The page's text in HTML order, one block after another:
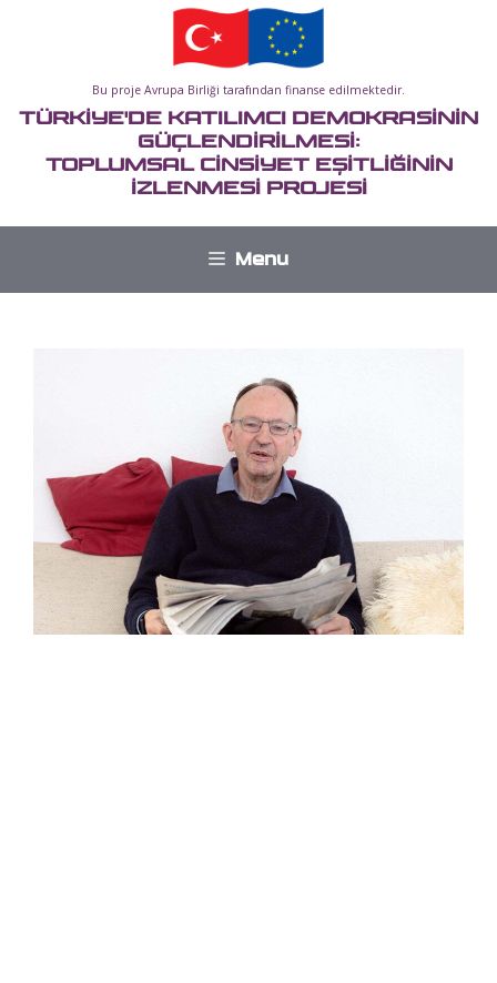
Bu proje Avrupa Birliği tarafından finanse edilmektedir.
TÜRKİYE'DE KATILIMCI DEMOKRASİNİN
GÜÇLENDİRİLMESİ:
TOPLUMSAL CİNSİYET EŞİTLİĞİNİN
İZLENMESİ PROJESİ
Menu